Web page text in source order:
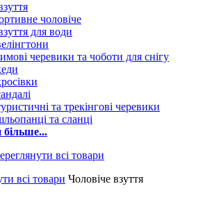
чоловіче
для води
черевики та чоботи для снігу
та трекінгові черевики
та сланці
більше...
всі товари Чоловіче взуття